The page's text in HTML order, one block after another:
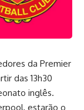
da Premier
das 13h30
inglês.
estarão o